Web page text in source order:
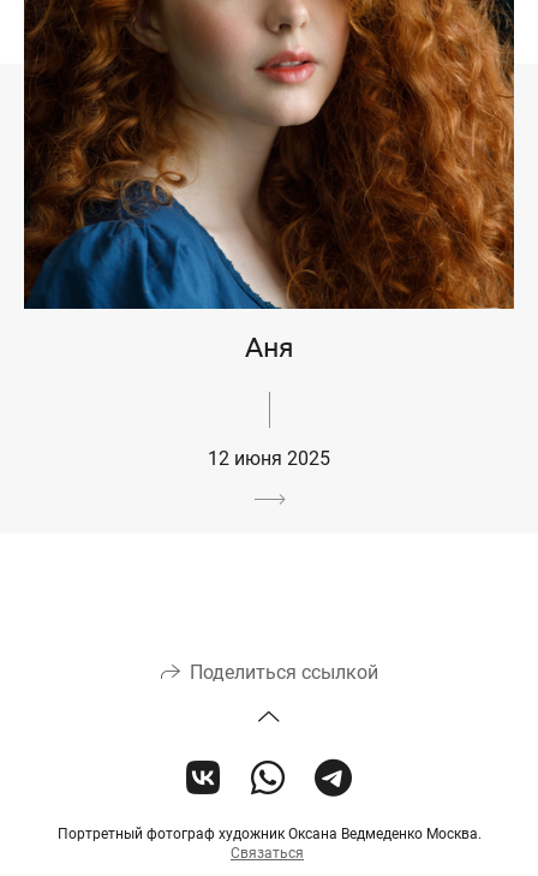
Аня
12 июня 2025
Поделиться ссылкой
Портретный фотограф художник Оксана Ведмеденко Москва.
Связаться